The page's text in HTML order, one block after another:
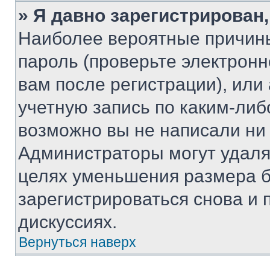
» Я давно
Наиболее вероятные
пароль (проверьте
вам после регистрации),
учетную запись по каким-
возможно вы не написали
Администраторы могут
целях уменьшения размера
зарегистрироваться снова и
дискуссиях.
Вернуться наверх